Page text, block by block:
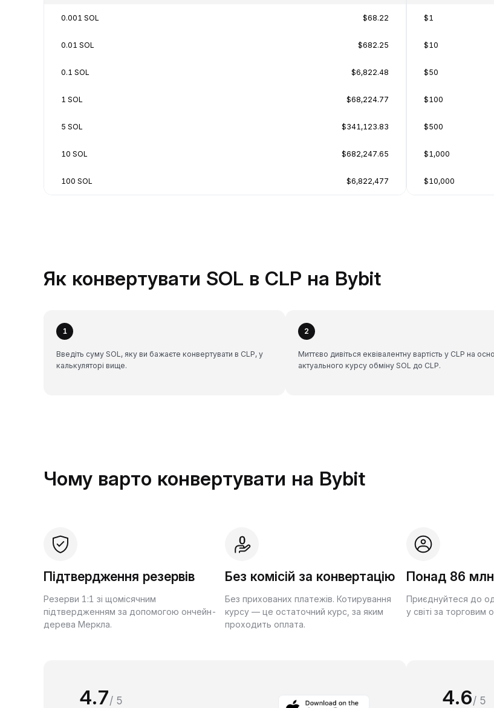
0.001 SOL $68.22
0.01 SOL $682.25
0.1 SOL $6,822.48
1 SOL $68,224.77
5 SOL $341,123.83
10 SOL $682,247.65
100 SOL $6,822,477
$1
$10
$50
$100
$500
$1,000
$10,000
Як конвертувати SOL в CLP на Bybit
1
Введіть суму SOL, яку ви бажаєте конвертувати в CLP, у
калькуляторі вище.
2
Миттєво дивіться еквівалентну вартість у CLP на
актуального курсу обміну SOL до CLP.
Чому варто конвертувати на Bybit
Підтвердження резервів
Резерви 1:1 зі щомісячним
підтвердженням за допомогою ончейн-
дерева Меркла.
Без комісій за конвертацію
Без прихованих платежів. Котирування
курсу — це остаточний курс, за яким
проходить оплата.
Понад 86 млн
Приєднуйтеся до
у світі за торговим
4.7/ 5 4.6/ 5